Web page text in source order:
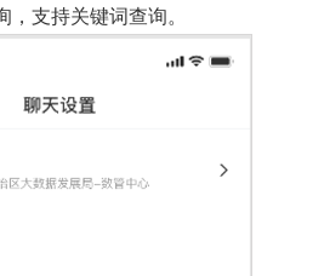
，支持关键词查询。